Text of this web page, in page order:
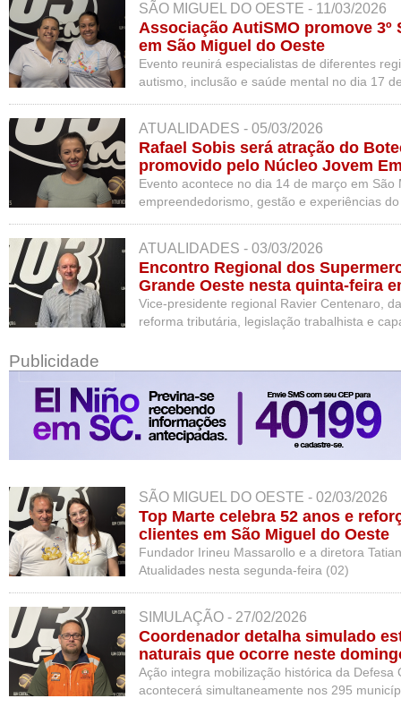
SÃO MIGUEL DO OESTE - 11/03/2026
Associação AutiSMO promove
em São Miguel do Oeste
Evento reunirá especialistas de diferentes
autismo, inclusão e saúde mental no dia 17
ATUALIDADES - 05/03/2026
Rafael Sobis será atração do
promovido pelo Núcleo Jovem
Evento acontece no dia 14 de março em
empreendedorismo, gestão e experiências
ATUALIDADES - 03/03/2026
Encontro Regional dos
Grande Oeste nesta quinta-feira
Vice-presidente regional Ravier Centenaro,
reforma tributária, legislação trabalhista e
Publicidade
SÃO MIGUEL DO OESTE - 02/03/2026
Top Marte celebra 52 anos e
clientes em São Miguel do Oeste
Fundador Irineu Massarollo e a diretora
Atualidades nesta segunda-feira (02)
SIMULAÇÃO - 27/02/2026
Coordenador detalha simulado
naturais que ocorre neste
Oeste
Ação integra mobilização histórica da Defesa
acontecerá simultaneamente nos 295